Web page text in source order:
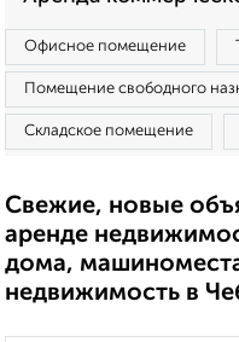
Офисное помещение
Помещение свободного
Складское помещение
Свежие, новые
аренде
дома,
недвижимость в